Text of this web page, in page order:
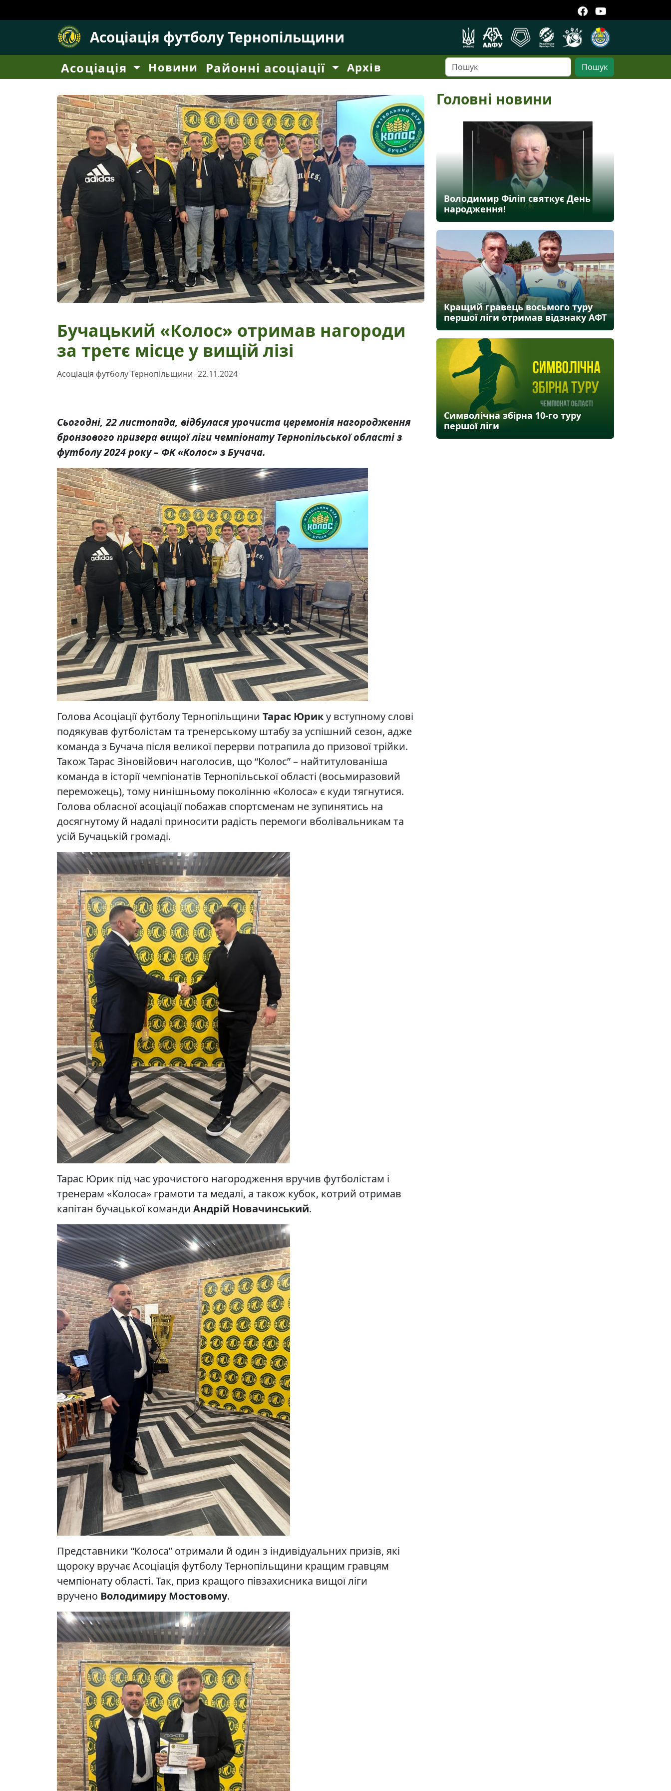
Асоціація футболу Тернопільщини
Асоціація Новини Районні асоціації Архів Пошук
Бучацький «Колос» отримав нагороди
за третє місце у вищій лізі
Асоціація футболу Тернопільщини 22.11.2024
Сьогодні, 22 листопада, відбулася урочиста церемонія нагородження
бронзового призера вищої ліги чемпіонату Тернопільської області з
футболу 2024 року – ФК «Колос» з Бучача.
Голова Асоціації футболу Тернопільщини Тарас Юрику вступному слові
подякував футболістам та тренерському штабу за успішний сезон, адже
команда з Бучача після великої перерви потрапила до призової трійки.
Також Тарас Зіновійович наголосив, що “Колос” – найтитулованіша
команда в історії чемпіонатів Тернопільської області (восьмиразовий
переможець), тому нинішньому поколінню «Колоса» є куди тягнутися.
Голова обласної асоціації побажав спортсменам не зупинятись на
досягнутому й надалі приносити радість перемоги вболівальникам та
усій Бучацькій громаді.
Тарас Юрик під час урочистого нагородження вручив футболістам і
тренерам «Колоса» грамоти та медалі, а також кубок, котрий отримав
капітан бучацької команди Андрій Новачинський.
Представники “Колоса” отримали й один з індивідуальних призів, які
щороку вручає Асоціація футболу Тернопільщини кращим гравцям
чемпіонату області. Так, приз кращого півзахисника вищої ліги
вручено Володимиру Мостовому.
Головні новини
Володимир Філіп святкує День
народження!
Кращий гравець восьмого туру
першої ліги отримав відзнаку АФТ
Символічна збірна 10-го туру
першої ліги